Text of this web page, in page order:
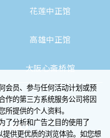
花莲中正馆
高雄中正馆
大阪心斋桥馆
会员、参与任何活动计划或预
作的第三方系统服务公司将因
所提供的个人资料。
了分析和广告之目的使用了
供更优质的浏览体验。如您想